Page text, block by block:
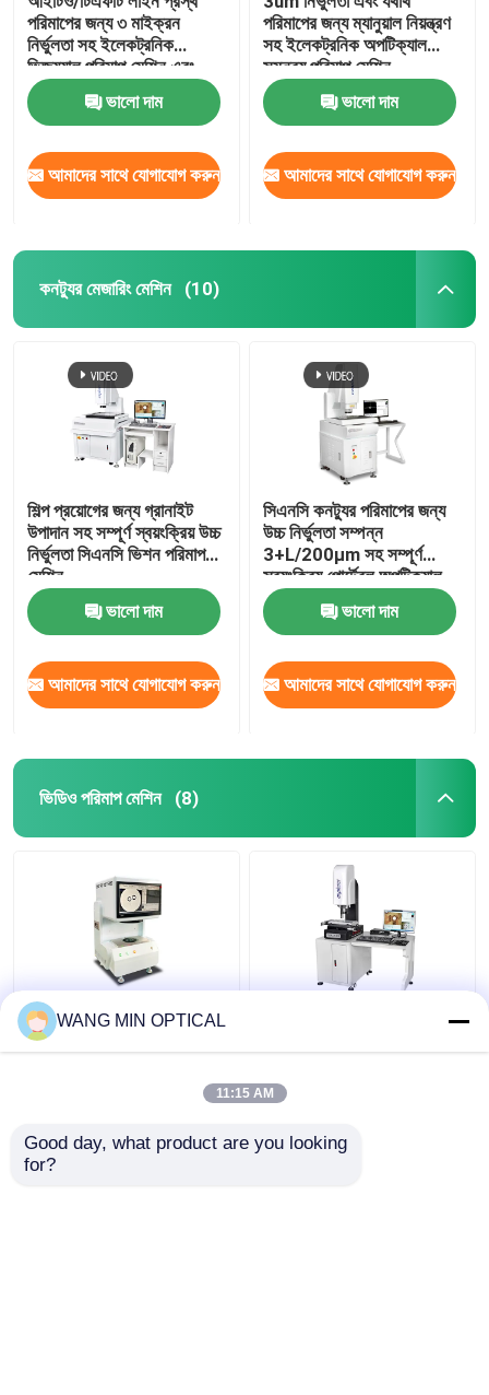
পরিমাপের জন্য ৩ মাইক্রন
নির্ভুলতা সহ ইলেকট্রনিক
ভিজ্যুয়াল পরিমাপ মেশিন এবং
হ্যান্ড কন্ট্রোল ভেলোসিটি
ভালো দাম
আমাদের সাথে যোগাযোগ করুন
পরিমাপের জন্য ম্যানুয়াল নিয়ন্ত্রণ
সহ ইলেকট্রনিক অপটিক্যাল
সমন্বয় পরিমাপ মেশিন
ভালো দাম
আমাদের সাথে যোগাযোগ করুন
কনট্যুর মেজারিং মেশিন (10)
শিল্প প্রয়োগের জন্য গ্রানাইট
উপাদান সহ সম্পূর্ণ স্বয়ংক্রিয় উচ্চ
নির্ভুলতা সিএনসি ভিশন পরিমাপ
মেশিন
ভালো দাম
আমাদের সাথে যোগাযোগ করুন
সিএনসি কনট্যুর পরিমাপের জন্য
উচ্চ নির্ভুলতা সম্পন্ন
3+L/200µm সহ সম্পূর্ণ
স্বয়ংক্রিয় পোর্টেবল অপটিক্যাল
ভিডিও পরিমাপক যন্ত্র
ভালো দাম
আমাদের সাথে যোগাযোগ করুন
ভিডিও পরিমাপ মেশিন (8)
শিল্প সনাক্তকরণের জন্য ±4um
নির্ভুলতার সাথে 220V
3um নির্ভুলতা এবং কাস্টমাইজড
পরিমাপ মেশিন
WANG MIN OPTICAL
11:15 AM
Good day, what product are you looking
for?